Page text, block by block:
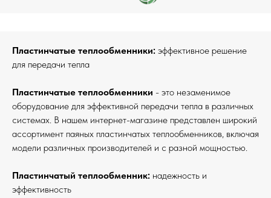
Пластинчатые теплообменники: эффективное решение
для передачи тепла
Пластинчатые теплообменники - это незаменимое
оборудование для эффективной передачи тепла в различных
системах. В нашем интернет-магазине представлен широкий
ассортимент паяных пластинчатых теплообменников, включая
модели различных производителей и с разной мощностью.
Пластинчатый теплообменник: надежность и
эффективность